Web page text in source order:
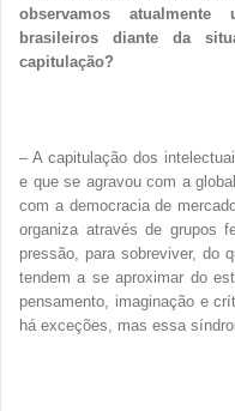
observamos
brasileiros diante da
capitulação?
– A capitulação dos
e que se agravou com a
com a democracia de
organiza através de grupos
pressão, para sobreviver, do
tendem a se aproximar do
pensamento, imaginação e
há exceções, mas essa